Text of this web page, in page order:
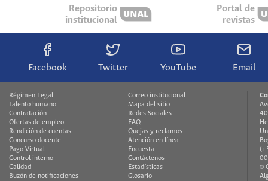
Repositorio
institucional
Portal de
revistas
Facebook Twitter YouTube Email
Régimen Legal
Talento humano
Contratación
Ofertas de empleo
Rendición de cuentas
Concurso docente
Pago Virtual
Control interno
Calidad
Buzón de notificaciones
Correo institucional
Mapa del sitio
Redes Sociales
FAQ
Quejas y reclamos
Atención en línea
Encuesta
Contáctenos
Estadísticas
Glosario
©